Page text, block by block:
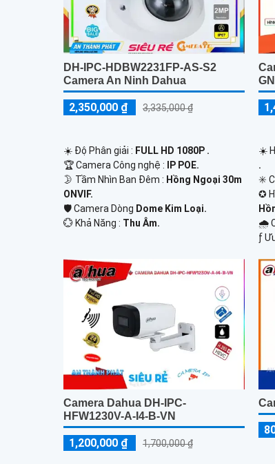
DH-IPC-HDBW2231FP-AS-S2
Camera An Ninh Dahua
2,350,000 ₫ 3,335,000 ₫
☀️ Độ Phân giải : FULL HD 1080P .
🏆 Camera Công nghệ :
IP POE.
🌛 Tầm Nhìn Ban Đêm : Hồng Ngoại 30m
ONVIF.
🛡 Camera Dòng Dome Kim Loại.
️💮 Khả Năng : Thu Âm.
☀️
.
✳️
✪
🌧️
️ƒ
Camera Dahua DH-IPC-
HFW1230V-A-I4-B-VN
1,200,000 ₫ 1,700,000 ₫